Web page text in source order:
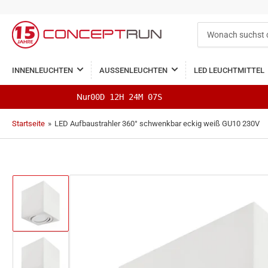
suchst
du?
INNENLEUCHTEN AUSSENLEUCHTEN LED LEUCHTMITTEL
Nur00D 12H 24M 06S
Startseite » LED Aufbaustrahler 360° schwenkbar eckig weiß GU10 230V
Galerieansicht
1
laden